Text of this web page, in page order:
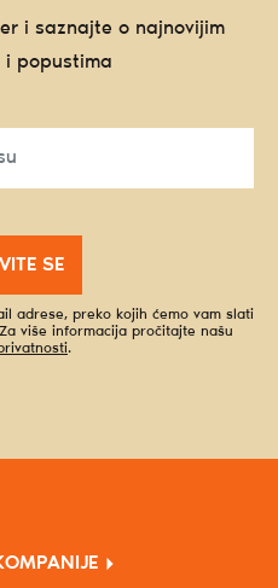
i saznajte o najnovijim
i popustima
SE
adrese, preko kojih ćemo vam slati
više informacija pročitajte našu
.